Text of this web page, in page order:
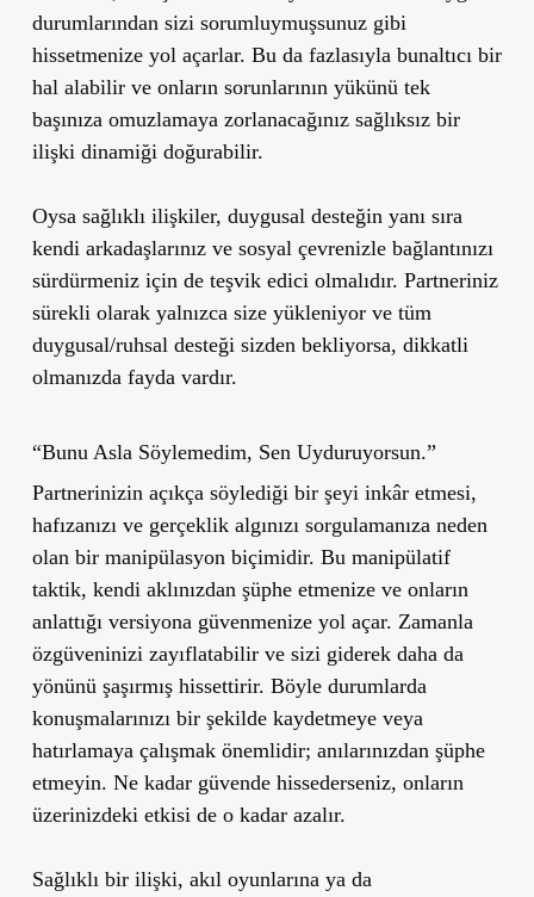
durumlarından sizi sorumluymuşsunuz gibi
hissetmenize yol açarlar. Bu da fazlasıyla bunaltıcı bir
hal alabilir ve onların sorunlarının yükünü tek
başınıza omuzlamaya zorlanacağınız sağlıksız bir
ilişki dinamiği doğurabilir.
Oysa sağlıklı ilişkiler, duygusal desteğin yanı sıra
kendi arkadaşlarınız ve sosyal çevrenizle bağlantınızı
sürdürmeniz için de teşvik edici olmalıdır. Partneriniz
sürekli olarak yalnızca size yükleniyor ve tüm
duygusal/ruhsal desteği sizden bekliyorsa, dikkatli
olmanızda fayda vardır.
“Bunu Asla Söylemedim, Sen Uyduruyorsun.”
Partnerinizin açıkça söylediği bir şeyi inkâr etmesi,
hafızanızı ve gerçeklik algınızı sorgulamanıza neden
olan bir manipülasyon biçimidir. Bu manipülatif
taktik, kendi aklınızdan şüphe etmenize ve onların
anlattığı versiyona güvenmenize yol açar. Zamanla
özgüveninizi zayıflatabilir ve sizi giderek daha da
yönünü şaşırmış hissettirir. Böyle durumlarda
konuşmalarınızı bir şekilde kaydetmeye veya
hatırlamaya çalışmak önemlidir; anılarınızdan şüphe
etmeyin. Ne kadar güvende hissederseniz, onların
üzerinizdeki etkisi de o kadar azalır.
Sağlıklı bir ilişki, akıl oyunlarına ya da